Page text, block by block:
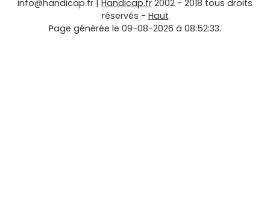
info@handicap.fr | Handicap.fr 2002 - 2018 tous droits
réservés - Haut
Page générée le 09-08-2026 à 08:52:33.